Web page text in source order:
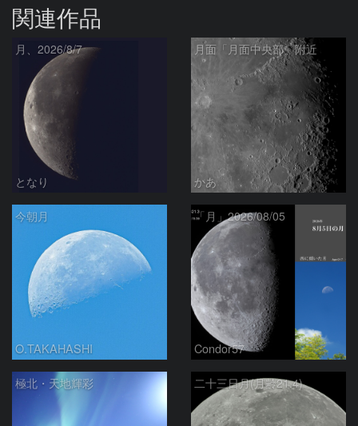
関連作品
月、2026/8/7
となり
月面「月面中央部」附近
かあ
今朝月
O.TAKAHASHI
「月」2026/08/05
Condor57
極北・天地輝彩 二十三日月(月齢21.4)